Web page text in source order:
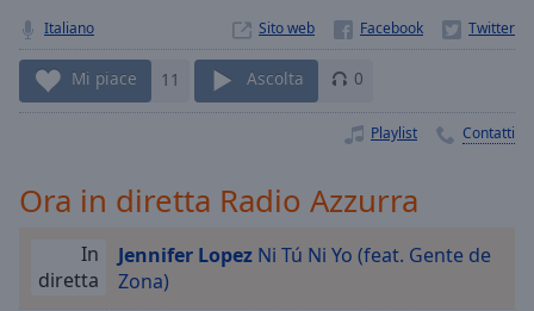
Chapters
Descriptions
selected
subtitles
Italiano Sito web
Mi piace 11 Ascolta 0
Playlist Contatti
Ora in diretta Radio Azzurra
In
diretta
Jennifer Lopez Ni Tú Ni Yo (feat. Gente de
Zona)